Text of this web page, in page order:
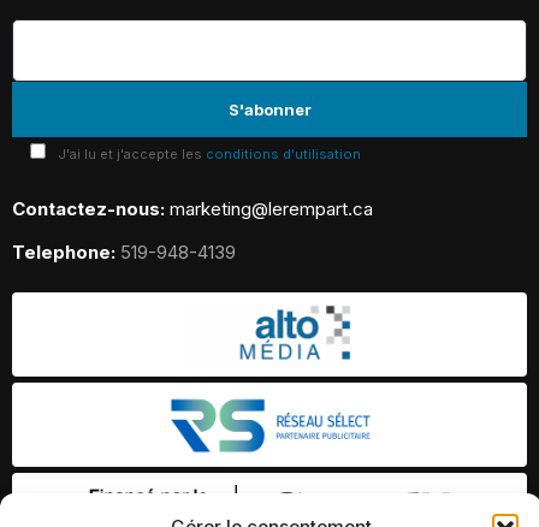
J'ai lu et j'accepte les conditions d'utilisation
Contactez-nous: marketing@lerempart.ca
Telephone: 519-948-4139